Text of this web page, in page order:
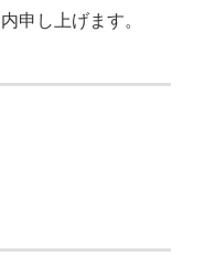
申し上げます。